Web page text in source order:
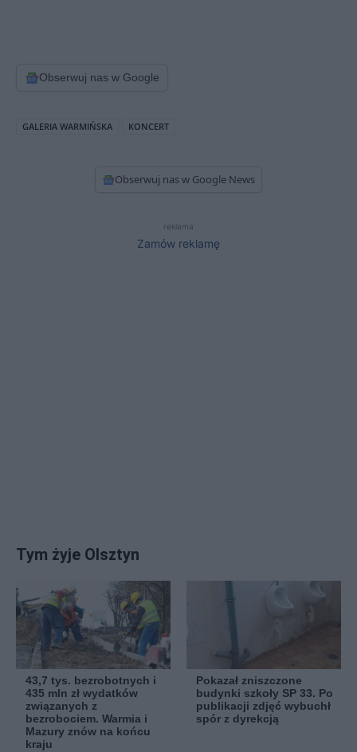
Obserwuj nas w Google
GALERIA WARMIŃSKA KONCERT
Obserwuj nas w Google News
reklama
Zamów reklamę
Tym żyje Olsztyn
43,7 tys. bezrobotnych i
435 mln zł wydatków
związanych z
bezrobociem. Warmia i
Mazury znów na końcu
kraju
Pokazał zniszczone
budynki szkoły SP 33. Po
publikacji zdjęć wybuchł
spór z dyrekcją